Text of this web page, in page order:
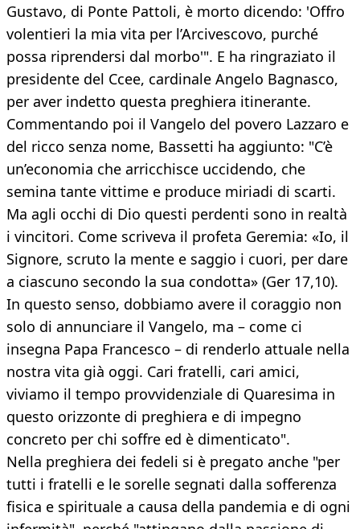
Gustavo, di Ponte Pattoli, è morto dicendo: 'Offro
volentieri la mia vita per l’Arcivescovo, purché
possa riprendersi dal morbo'". E ha ringraziato il
presidente del Ccee, cardinale Angelo Bagnasco,
per aver indetto questa preghiera itinerante.
Commentando poi il Vangelo del povero Lazzaro e
del ricco senza nome, Bassetti ha aggiunto: "C’è
un’economia che arricchisce uccidendo, che
semina tante vittime e produce miriadi di scarti.
Ma agli occhi di Dio questi perdenti sono in realtà
i vincitori. Come scriveva il profeta Geremia: «Io, il
Signore, scruto la mente e saggio i cuori, per dare
a ciascuno secondo la sua condotta» (Ger 17,10).
In questo senso, dobbiamo avere il coraggio non
solo di annunciare il Vangelo, ma – come ci
insegna Papa Francesco – di renderlo attuale nella
nostra vita già oggi. Cari fratelli, cari amici,
viviamo il tempo provvidenziale di Quaresima in
questo orizzonte di preghiera e di impegno
concreto per chi soffre ed è dimenticato".
Nella preghiera dei fedeli si è pregato anche "per
tutti i fratelli e le sorelle segnati dalla sofferenza
fisica e spirituale a causa della pandemia e di ogni